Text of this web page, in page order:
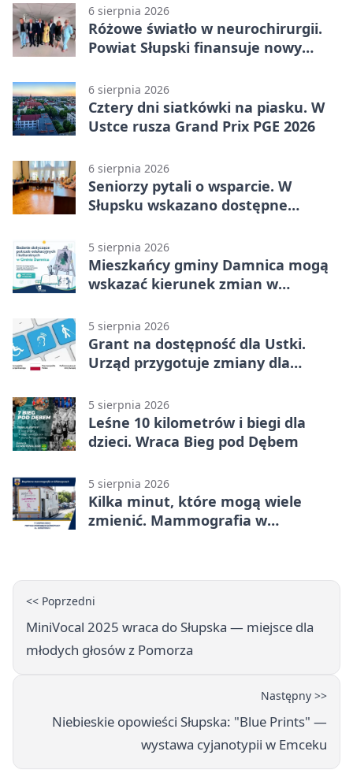
6 sierpnia 2026
Różowe światło w neurochirurgii.
Powiat Słupski finansuje nowy
6 sierpnia 2026
Cztery dni siatkówki na piasku. W
Ustce rusza Grand Prix PGE 2026
6 sierpnia 2026
Seniorzy pytali o wsparcie. W
Słupsku wskazano dostępne
5 sierpnia 2026
Mieszkańcy gminy Damnica mogą
wskazać kierunek zmian w
5 sierpnia 2026
Grant na dostępność dla Ustki.
Urząd przygotuje zmiany dla
5 sierpnia 2026
Leśne 10 kilometrów i biegi dla
dzieci. Wraca Bieg pod Dębem
5 sierpnia 2026
Kilka minut, które mogą wiele
zmienić. Mammografia w
<< Poprzedni
MiniVocal 2025 wraca do Słupska — miejsce dla
młodych głosów z Pomorza
Następny >>
Niebieskie opowieści Słupska: "Blue Prints" —
wystawa cyjanotypii w Emceku